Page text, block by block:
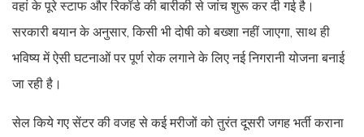
वहां के पूरे स्टाफ और रिकॉर्ड की बारीकी से जांच शुरू कर दी गई है।
सरकारी बयान के अनुसार, किसी भी दोषी को बख्शा नहीं जाएगा, साथ ही
भविष्य में ऐसी घटनाओं पर पूर्ण रोक लगाने के लिए नई निगरानी योजना बनाई
जा रही है।
सेल किये गए सेंटर की वजह से कई मरीजों को तुरंत दूसरी जगह भर्ती कराना